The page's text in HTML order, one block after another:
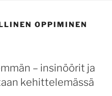
OPPIMINEN
– insinöörit ja
kehittelemässä